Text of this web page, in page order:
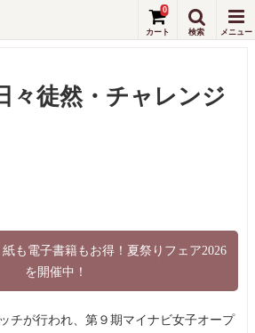
0
々徒然・チャレンジ
紙も電子書籍もお得！夏祭りフェア2026
を開催中！
チが行われ、第９期マイナビ女子オープ